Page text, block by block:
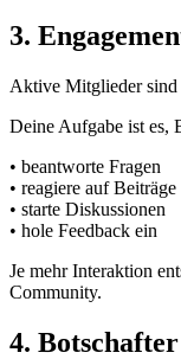
3.
Aktive Mitglieder sind
Deine Aufgabe ist es,
• beantworte Fragen
• reagiere auf Beiträge
• starte Diskussionen
• hole Feedback ein
Je mehr Interaktion
Community.
4.